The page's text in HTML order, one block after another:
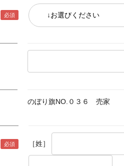
のぼり旗NO.０３６ 売家
［姓］